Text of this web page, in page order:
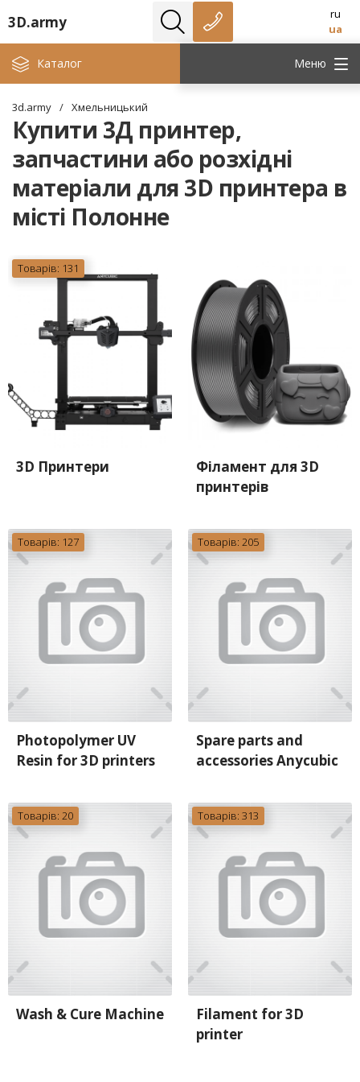
3D.army
ru
ua
Каталог Меню
3d.army / Хмельницький
Купити 3Д принтер,
запчастини або розхідні
матеріали для 3D принтера в
місті Полонне
Товарів: 131
3D Принтери
Філамент для 3D
принтерів
Товарів: 127
Photopolymer UV
Resin for 3D printers
Товарів: 205
Spare parts and
accessories Anycubic
Товарів: 20
Wash & Cure Machine
Товарів: 313
Filament for 3D
printer